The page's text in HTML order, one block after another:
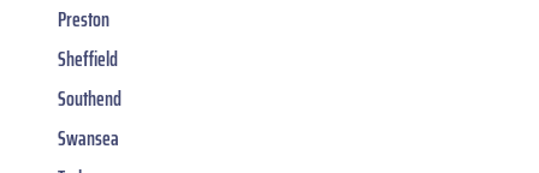
Preston
Sheffield
Southend
Swansea